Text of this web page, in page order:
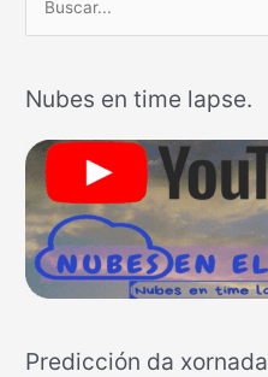
c
a
p
o
Nubes en time lapse.
Predicción da xornada